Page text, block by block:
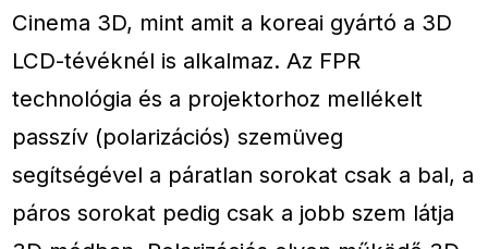
Cinema 3D, mint amit a koreai gyártó a 3D
LCD-tévéknél is alkalmaz. Az FPR
technológia és a projektorhoz mellékelt
passzív (polarizációs) szemüveg
segítségével a páratlan sorokat csak a bal, a
páros sorokat pedig csak a jobb szem látja